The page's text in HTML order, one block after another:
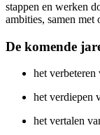
stappen en werken
ambities, samen met
De komende
het verbeteren
het verdiepen
het vertalen